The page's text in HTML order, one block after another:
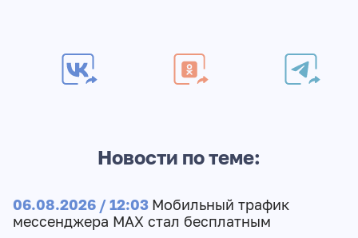
Новости по теме:
06.08.2026 / 12:03 Мобильный трафик
мессенджера MAX стал бесплатным